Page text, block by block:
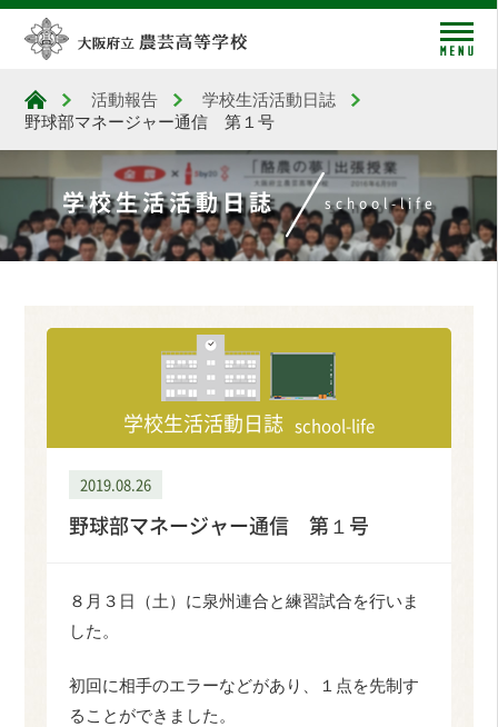
大阪府立農芸高等学校
活動報告
学校生活活動日誌
野球部マネージャー通信 第１号
学校生活活動日誌 school-life
学校生活活動日誌 school-life
2019.08.26
野球部マネージャー通信 第１号
８月３日（土）に泉州連合と練習試合を行いま
した。
初回に相手のエラーなどがあり、１点を先制す
ることができました。